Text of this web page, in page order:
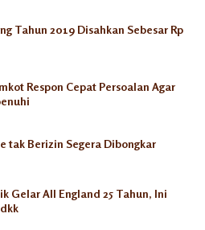
Tahun 2019 Disahkan Sebesar Rp
Respon Cepat Persoalan Agar
tak Berizin Segera Dibongkar
Gelar All England 25 Tahun, Ini